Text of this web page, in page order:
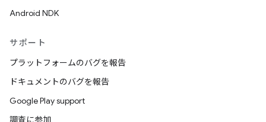
Android NDK
サポート
プラットフォームのバグを報告
ドキュメントのバグを報告
Google Play support
調査に参加